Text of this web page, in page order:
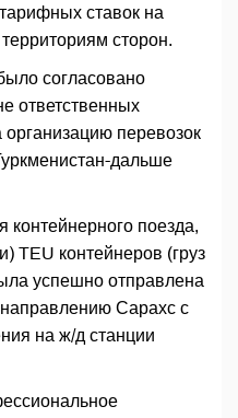
ставок на
сторон.
согласовано
ответственных
организацию перевозок
дальше
контейнерного поезда,
TEU контейнеров (груз
успешно отправлена
Сарахс с
на ж/д станции